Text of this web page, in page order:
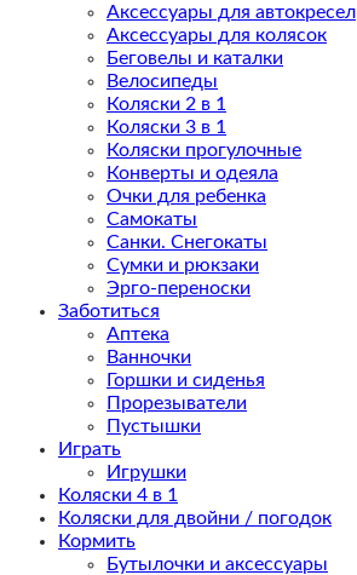
Аксессуары для автокресел
Аксессуары для колясок
Беговелы и каталки
Велосипеды
Коляски 2 в 1
Коляски 3 в 1
Коляски прогулочные
Конверты и одеяла
Очки для ребенка
Самокаты
Санки. Снегокаты
Сумки и рюкзаки
Эрго-переноски
Заботиться
Аптека
Ванночки
Горшки и сиденья
Прорезыватели
Пустышки
Играть
Игрушки
Коляски 4 в 1
Коляски для двойни / погодок
Кормить
Бутылочки и аксессуары